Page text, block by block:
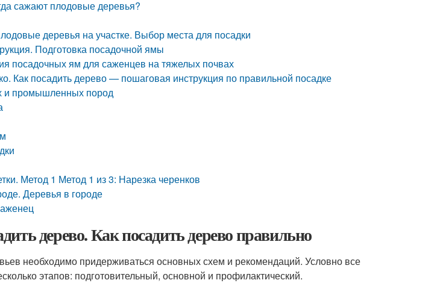
сажают плодовые деревья?
деревья на участке. Выбор места для посадки
Подготовка посадочной ямы
посадочных ям для саженцев на тяжелых почвах
Как посадить дерево — пошаговая инструкция по правильной посадке
и промышленных пород
Метод 1 Метод 1 из 3: Нарезка черенков
Деревья в городе
дерево. Как посадить дерево правильно
необходимо придерживаться основных схем и рекомендаций. Условно все
этапов: подготовительный, основной и профилактический.